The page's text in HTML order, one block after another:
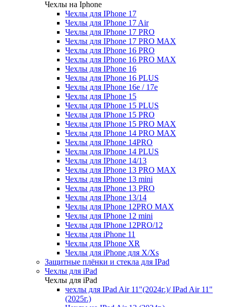
Чехлы на Iphone
Чехлы для IPhone 17
Чехлы для IPhone 17 Air
Чехлы для IPhone 17 PRO
Чехлы для IPhone 17 PRO MAX
Чехлы для IPhone 16 PRO
Чехлы для IPhone 16 PRO MAX
Чехлы для IPhone 16
Чехлы для IPhone 16 PLUS
Чехлы для IPhone 16e / 17e
Чехлы для IPhone 15
Чехлы для IPhone 15 PLUS
Чехлы для IPhone 15 PRO
Чехлы для IPhone 15 PRO MAX
Чехлы для IPhone 14 PRO MAX
Чехлы для IPhone 14PRO
Чехлы для IPhone 14 PLUS
Чехлы для IPhone 14/13
Чехлы для IPhone 13 PRO MAX
Чехлы для IPhone 13 mini
Чехлы для IPhone 13 PRO
Чехлы для IPhone 13/14
Чехлы для IPhone 12PRO MAX
Чехлы для IPhone 12 mini
Чехлы для IPhone 12PRO/12
Чехлы для iPhone 11
Чехлы для IPhone XR
Чехлы для iPhone для X/Xs
Защитные плёнки и стекла для IPad
Чехлы для iPad
Чехлы для iPad
чехлы для IPad Air 11"(2024г.)/ IPad Air 11"
(2025г.)